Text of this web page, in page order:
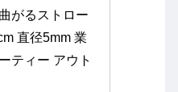
がるストロー
直径5mm 業
ティー アウト